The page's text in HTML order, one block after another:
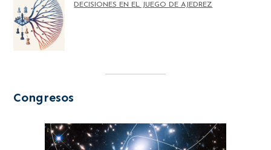
DECISIONES EN EL JUEGO DE AJEDREZ
Congresos